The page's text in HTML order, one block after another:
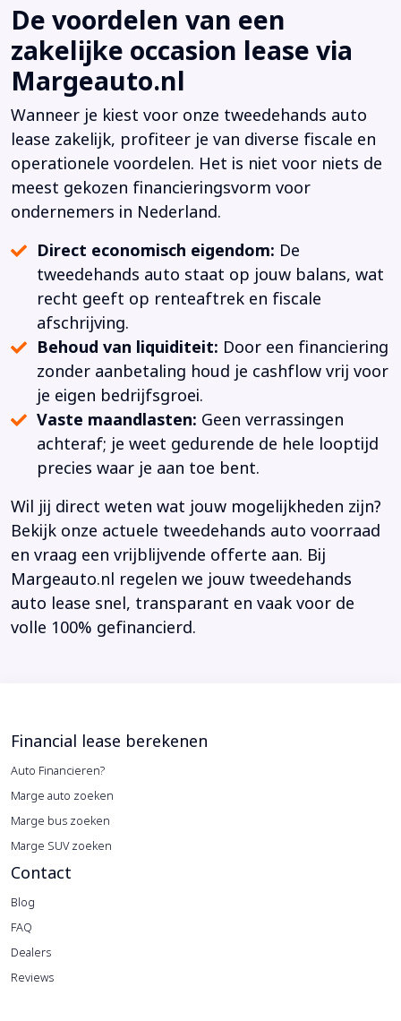
De voordelen van een
zakelijke occasion lease via
Margeauto.nl
Wanneer je kiest voor onze tweedehands auto
lease zakelijk, profiteer je van diverse fiscale en
operationele voordelen. Het is niet voor niets de
meest gekozen financieringsvorm voor
ondernemers in Nederland.
Direct economisch eigendom: De
tweedehands auto staat op jouw balans, wat
recht geeft op renteaftrek en fiscale
afschrijving.
Behoud van liquiditeit: Door een financiering
zonder aanbetaling houd je cashflow vrij voor
je eigen bedrijfsgroei.
Vaste maandlasten: Geen verrassingen
achteraf; je weet gedurende de hele looptijd
precies waar je aan toe bent.
Wil jij direct weten wat jouw mogelijkheden zijn?
Bekijk onze actuele tweedehands auto voorraad
en vraag een vrijblijvende offerte aan. Bij
Margeauto.nl regelen we jouw tweedehands
auto lease snel, transparant en vaak voor de
volle 100% gefinancierd.
Financial lease berekenen
Auto Financieren?
Marge auto zoeken
Marge bus zoeken
Marge SUV zoeken
Contact
Blog
FAQ
Dealers
Reviews